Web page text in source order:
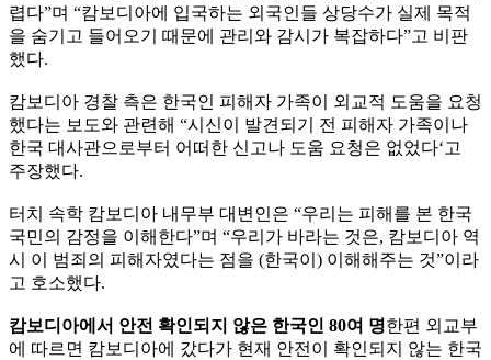
렵다”며 “캄보디아에 입국하는 외국인들 상당수가 실제 목적
을 숨기고 들어오기 때문에 관리와 감시가 복잡하다”고 비판
했다.
캄보디아 경찰 측은 한국인 피해자 가족이 외교적 도움을 요청
했다는 보도와 관련해 “시신이 발견되기 전 피해자 가족이나
한국 대사관으로부터 어떠한 신고나 도움 요청은 없었다‘고
주장했다.
터치 속학 캄보디아 내무부 대변인은 “우리는 피해를 본 한국
국민의 감정을 이해한다”며 “우리가 바라는 것은, 캄보디아 역
시 이 범죄의 피해자였다는 점을 (한국이) 이해해주는 것”이라
고 호소했다.
캄보디아에서 안전 확인되지 않은 한국인 80여 명한편 외교부
에 따르면 캄보디아에 갔다가 현재 안전이 확인되지 않는 한국